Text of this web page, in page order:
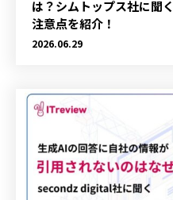
は？シムトップス社に聞
注意点を紹介！
2026.06.29